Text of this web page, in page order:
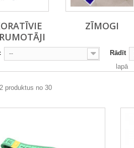
ZĪMOGI
-- Rādīt
lapā
produktus no 30